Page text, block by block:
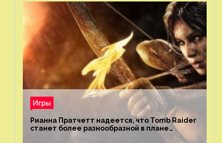
Игры
Рианна Пратчетт надеется, что Tomb Raider
станет более разнообразной в плане
репрезентации